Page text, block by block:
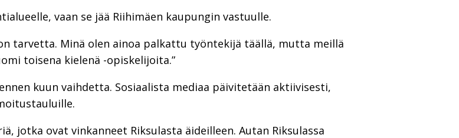
vaan se jää Riihimäen kaupungin vastuulle.
tarvetta. Minä olen ainoa palkattu työntekijä täällä, mutta meillä
toisena kielenä -opiskelijoita.”
kuun vaihdetta. Sosiaalista mediaa päivitetään aktiivisesti,
jotka ovat vinkanneet Riksulasta äideilleen. Autan Riksulassa